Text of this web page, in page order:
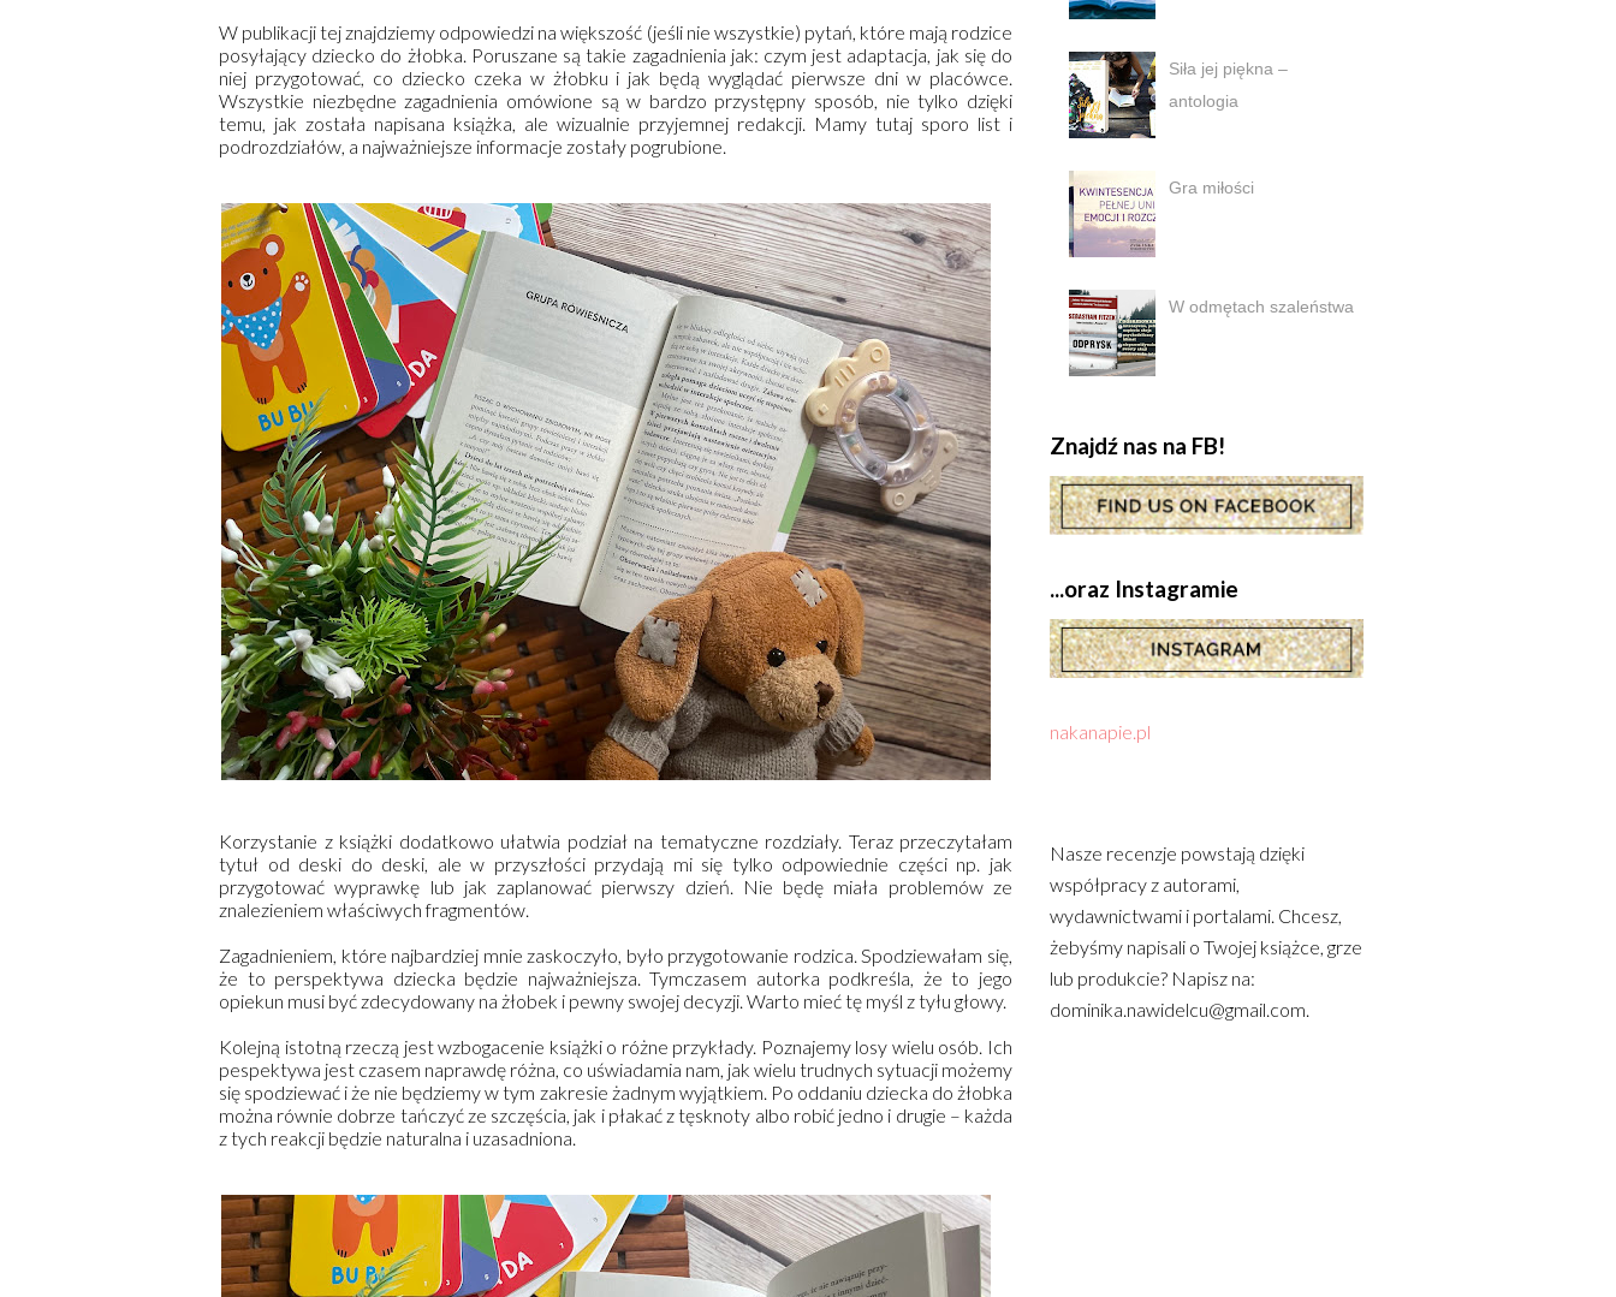
W publikacji tej znajdziemy odpowiedzi na większość (jeśli nie wszystkie) pytań, które mają rodzice
posyłający dziecko do żłobka. Poruszane są takie zagadnienia jak: czym jest adaptacja, jak się do
niej przygotować, co dziecko czeka w żłobku i jak będą wyglądać pierwsze dni w placówce.
Wszystkie niezbędne zagadnienia omówione są w bardzo przystępny sposób, nie tylko dzięki
temu, jak została napisana książka, ale wizualnie przyjemnej redakcji. Mamy tutaj sporo list i
podrozdziałów, a najważniejsze informacje zostały pogrubione.
Korzystanie z książki dodatkowo ułatwia podział na tematyczne rozdziały. Teraz przeczytałam
tytuł od deski do deski, ale w przyszłości przydają mi się tylko odpowiednie części np. jak
przygotować wyprawkę lub jak zaplanować pierwszy dzień. Nie będę miała problemów ze
znalezieniem właściwych fragmentów.
Zagadnieniem, które najbardziej mnie zaskoczyło, było przygotowanie rodzica. Spodziewałam się,
że to perspektywa dziecka będzie najważniejsza. Tymczasem autorka podkreśla, że to jego
opiekun musi być zdecydowany na żłobek i pewny swojej decyzji. Warto mieć tę myśl z tyłu głowy.
Kolejną istotną rzeczą jest wzbogacenie książki o różne przykłady. Poznajemy losy wielu osób. Ich
pespektywa jest czasem naprawdę różna, co uświadamia nam, jak wielu trudnych sytuacji możemy
się spodziewać i że nie będziemy w tym zakresie żadnym wyjątkiem. Po oddaniu dziecka do żłobka
można równie dobrze tańczyć ze szczęścia, jak i płakać z tęsknoty albo robić jedno i drugie – każda
z tych reakcji będzie naturalna i uzasadniona.
Siła jej piękna –
antologia
Gra miłości
W odmętach szaleństwa
Znajdź nas na FB!
...oraz Instagramie
nakanapie.pl
Nasze recenzje powstają dzięki
współpracy z autorami,
wydawnictwami i portalami. Chcesz,
żebyśmy napisali o Twojej książce, grze
lub produkcie? Napisz na:
dominika.nawidelcu@gmail.com.